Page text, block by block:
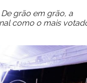
grão em grão, a
como o mais